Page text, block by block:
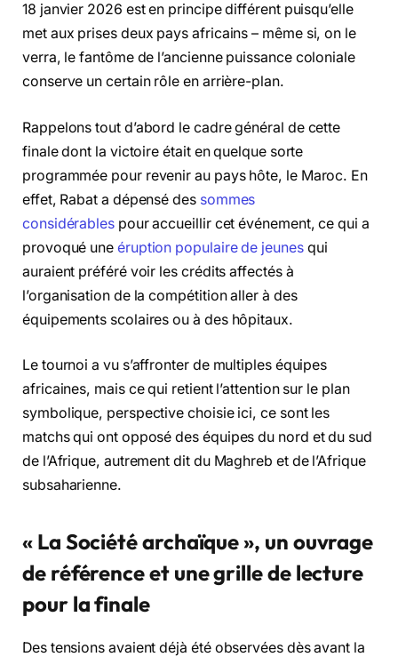
18 janvier 2026 est en principe différent puisqu’elle
met aux prises deux pays africains – même si, on le
verra, le fantôme de l’ancienne puissance coloniale
conserve un certain rôle en arrière-plan.
Rappelons tout d’abord le cadre général de cette
finale dont la victoire était en quelque sorte
programmée pour revenir au pays hôte, le Maroc. En
effet, Rabat a dépensé des sommes
considérablespour accueillir cet événement, ce qui a
provoqué une éruption populaire de jeunesqui
auraient préféré voir les crédits affectés à
l’organisation de la compétition aller à des
équipements scolaires ou à des hôpitaux.
Le tournoi a vu s’affronter de multiples équipes
africaines, mais ce qui retient l’attention sur le plan
symbolique, perspective choisie ici, ce sont les
matchs qui ont opposé des équipes du nord et du sud
de l’Afrique, autrement dit du Maghreb et de l’Afrique
subsaharienne.
« La Société archaïque », un ouvrage
de référence et une grille de lecture
pour la finale
Des tensions avaient déjà été observées dès avant la